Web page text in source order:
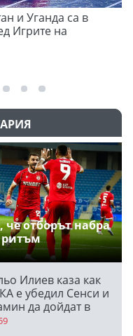
са в
на
Денвър
отборът набра
Илиев каза как
е убедил Сенси и
да дойдат в
и отсече: